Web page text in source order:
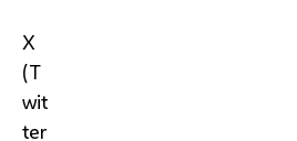
X
(T
wit
ter